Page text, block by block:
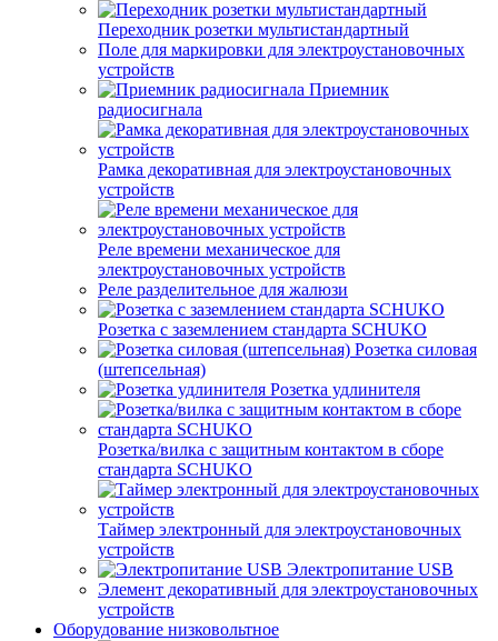
Переходник розетки мультистандартный
Поле для маркировки для электроустановочных
устройств
Приемник
радиосигнала
Рамка декоративная для электроустановочных
устройств
Реле времени механическое для
электроустановочных устройств
Реле разделительное для жалюзи
Розетка с заземлением стандарта SCHUKO
Розетка силовая
(штепсельная)
Розетка удлинителя
Розетка/вилка с защитным контактом в сборе
стандарта SCHUKO
Таймер электронный для электроустановочных
устройств
Электропитание USB
Элемент декоративный для электроустановочных
устройств
Оборудование низковольтное